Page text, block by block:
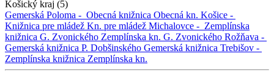
Košický kraj (5)
Gemerská Poloma - Obecná knižnica Obecná kn. Košice -
Knižnica pre mládež Kn. pre mládež Michalovce - Zemplínska
knižnica G. Zvonického Zemplínska kn. G. Zvonického Rožňava -
Gemerská knižnica P. Dobšinského Gemerská knižnica Trebišov -
Zemplínska knižnica Zemplínska kn.